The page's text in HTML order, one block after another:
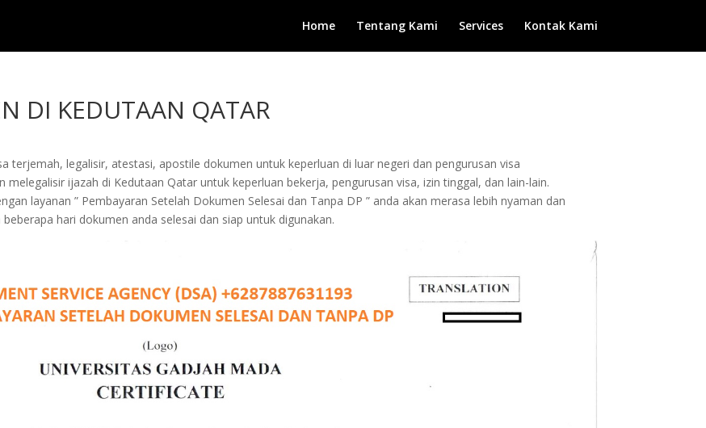
Home Tentang Kami Services Kontak Kami
DI KEDUTAAN QATAR
terjemah, legalisir, atestasi, apostile dokumen untuk keperluan di luar negeri dan pengurusan visa
ijazah di Kedutaan Qatar untuk keperluan bekerja, pengurusan visa, izin tinggal, dan lain-lain.
layanan ” Pembayaran Setelah Dokumen Selesai dan Tanpa DP ” anda akan merasa lebih nyaman dan
hari dokumen anda selesai dan siap untuk digunakan.